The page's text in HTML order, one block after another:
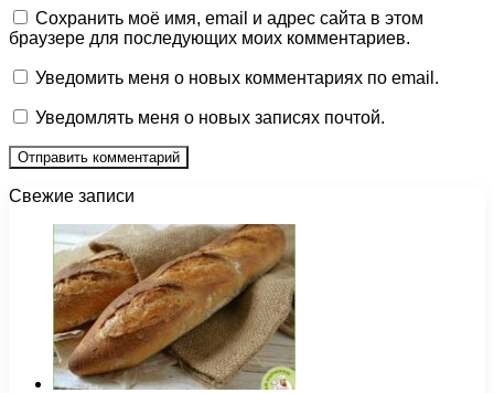
Сохранить моё имя, email и адрес сайта в этом
браузере для последующих моих комментариев.
Уведомить меня о новых комментариях по email.
Уведомлять меня о новых записях почтой.
Свежие записи